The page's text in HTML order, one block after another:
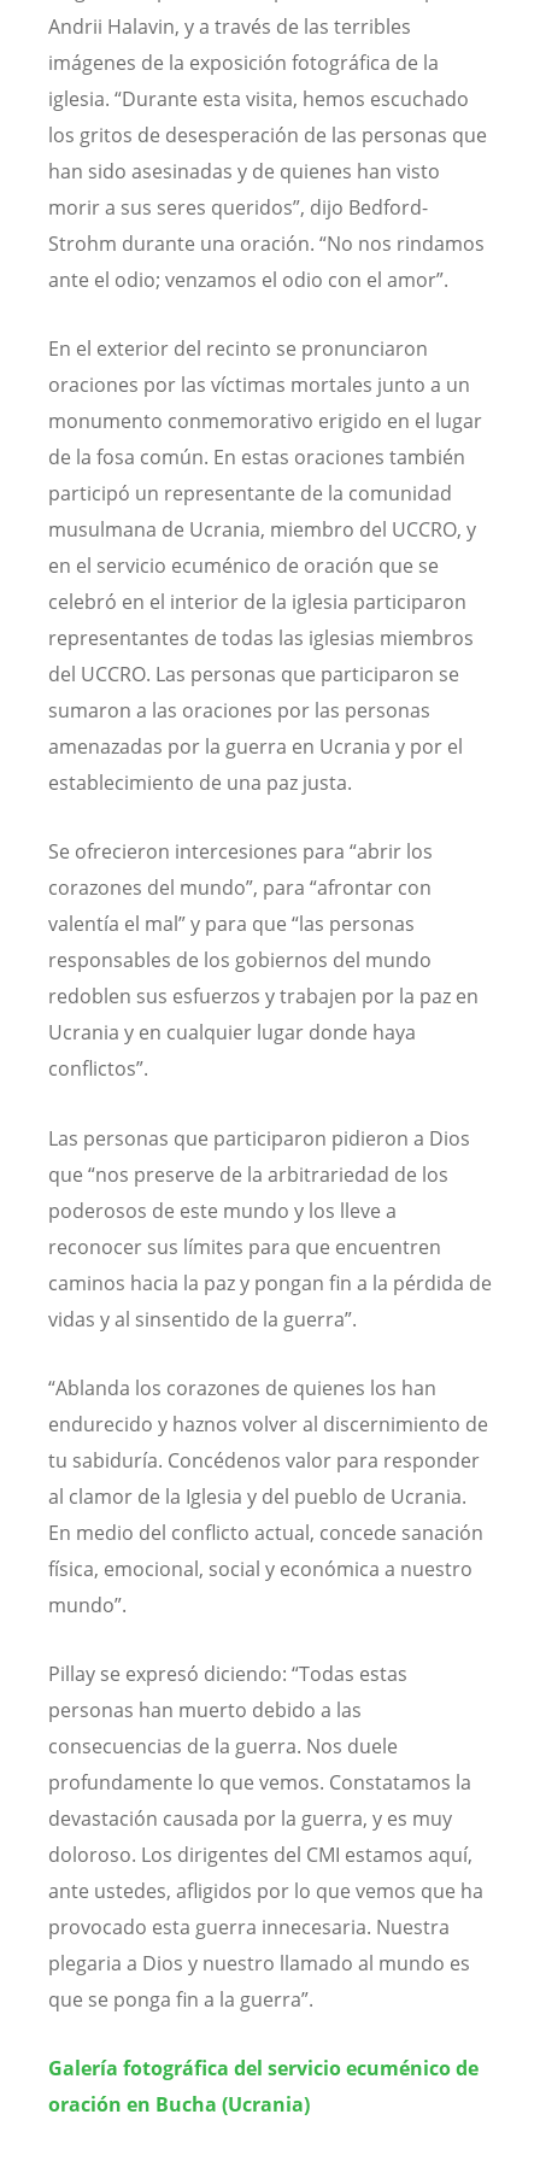
Andrii Halavin, y a través de las terribles
imágenes de la exposición fotográfica de la
iglesia. “Durante esta visita, hemos escuchado
los gritos de desesperación de las personas que
han sido asesinadas y de quienes han visto
morir a sus seres queridos”, dijo Bedford-
Strohm durante una oración. “No nos rindamos
ante el odio; venzamos el odio con el amor”.
En el exterior del recinto se pronunciaron
oraciones por las víctimas mortales junto a un
monumento conmemorativo erigido en el lugar
de la fosa común. En estas oraciones también
participó un representante de la comunidad
musulmana de Ucrania, miembro del UCCRO, y
en el servicio ecuménico de oración que se
celebró en el interior de la iglesia participaron
representantes de todas las iglesias miembros
del UCCRO. Las personas que participaron se
sumaron a las oraciones por las personas
amenazadas por la guerra en Ucrania y por el
establecimiento de una paz justa.
Se ofrecieron intercesiones para “abrir los
corazones del mundo”, para “afrontar con
valentía el mal” y para que “las personas
responsables de los gobiernos del mundo
redoblen sus esfuerzos y trabajen por la paz en
Ucrania y en cualquier lugar donde haya
conflictos”.
Las personas que participaron pidieron a Dios
que “nos preserve de la arbitrariedad de los
poderosos de este mundo y los lleve a
reconocer sus límites para que encuentren
caminos hacia la paz y pongan fin a la pérdida de
vidas y al sinsentido de la guerra”.
“Ablanda los corazones de quienes los han
endurecido y haznos volver al discernimiento de
tu sabiduría. Concédenos valor para responder
al clamor de la Iglesia y del pueblo de Ucrania.
En medio del conflicto actual, concede sanación
física, emocional, social y económica a nuestro
mundo”.
Pillay se expresó diciendo: “Todas estas
personas han muerto debido a las
consecuencias de la guerra. Nos duele
profundamente lo que vemos. Constatamos la
devastación causada por la guerra, y es muy
doloroso. Los dirigentes del CMI estamos aquí,
ante ustedes, afligidos por lo que vemos que ha
provocado esta guerra innecesaria. Nuestra
plegaria a Dios y nuestro llamado al mundo es
que se ponga fin a la guerra”.
Galería fotográfica del servicio ecuménico de
oración en Bucha (Ucrania)